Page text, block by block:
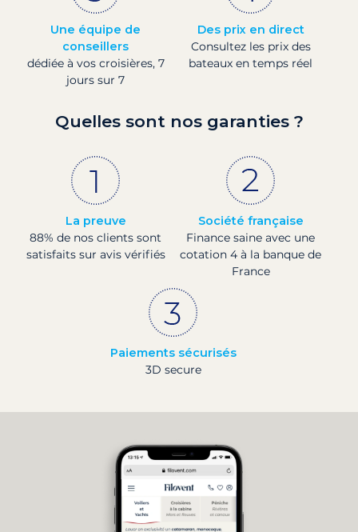
Une équipe de
conseillers
dédiée à vos croisières, 7
jours sur 7
Des prix en direct
Consultez les prix des
bateaux en temps réel
Quelles sont nos garanties ?
La preuve
88% de nos clients sont
satisfaits sur avis vérifiés
Société française
Finance saine avec une
cotation 4 à la banque de
France
Paiements sécurisés
3D secure